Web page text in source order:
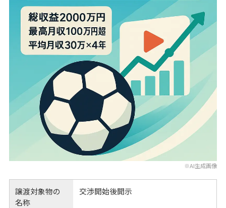
※AI生成画像
譲渡対象物の
名称
交渉開始後開示